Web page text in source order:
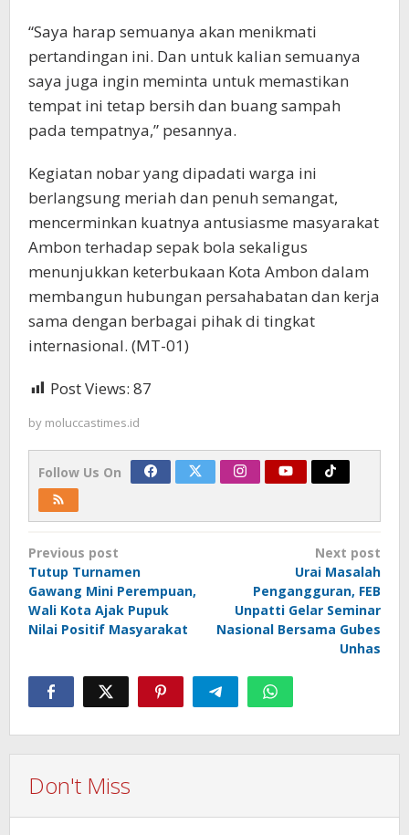
“Saya harap semuanya akan menikmati
pertandingan ini. Dan untuk kalian semuanya
saya juga ingin meminta untuk memastikan
tempat ini tetap bersih dan buang sampah
pada tempatnya,” pesannya.
Kegiatan nobar yang dipadati warga ini
berlangsung meriah dan penuh semangat,
mencerminkan kuatnya antusiasme masyarakat
Ambon terhadap sepak bola sekaligus
menunjukkan keterbukaan Kota Ambon dalam
membangun hubungan persahabatan dan kerja
sama dengan berbagai pihak di tingkat
internasional. (MT-01)
Post Views: 87
by moluccastimes.id
Follow Us On
Post
navigation
Previous post
Tutup Turnamen
Gawang Mini Perempuan,
Wali Kota Ajak Pupuk
Nilai Positif Masyarakat
Next post
Urai Masalah
Pengangguran, FEB
Unpatti Gelar Seminar
Nasional Bersama Gubes
Unhas
Don't Miss